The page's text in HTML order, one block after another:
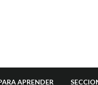
APRENDER